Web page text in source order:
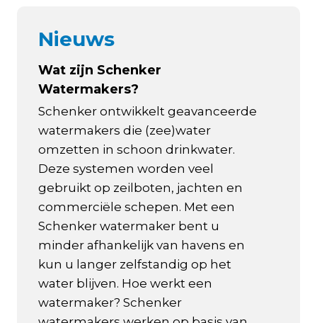
Nieuws
Wat zijn Schenker
Watermakers?
Schenker ontwikkelt geavanceerde
watermakers die (zee)water
omzetten in schoon drinkwater.
Deze systemen worden veel
gebruikt op zeilboten, jachten en
commerciële schepen. Met een
Schenker watermaker bent u
minder afhankelijk van havens en
kun u langer zelfstandig op het
water blijven. Hoe werkt een
watermaker? Schenker